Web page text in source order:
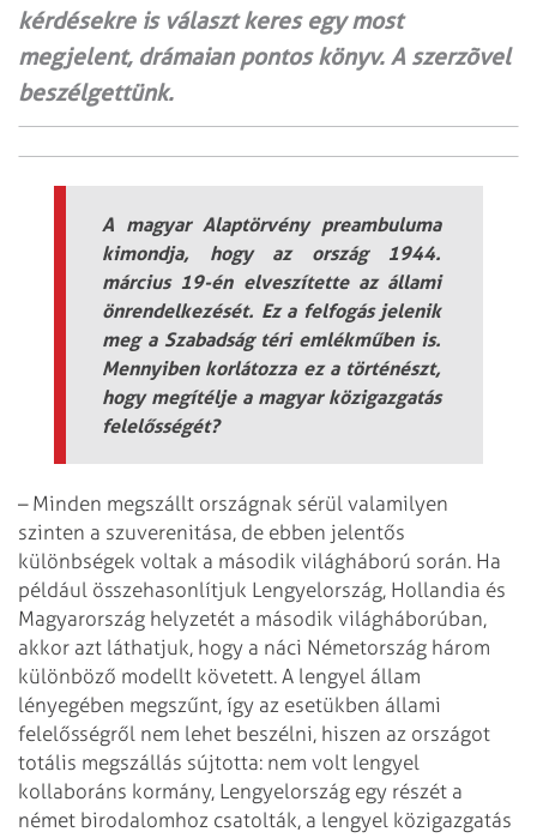
kérdésekre is választ keres egy most
megjelent, drámaian pontos könyv. A szerzõvel
beszélgettünk.
A magyar Alaptörvény preambuluma
kimondja, hogy az ország 1944.
március 19-én elveszítette az állami
önrendelkezését. Ez a felfogás jelenik
meg a Szabadság téri emlékműben is.
Mennyiben korlátozza ez a történészt,
hogy megítélje a magyar közigazgatás
felelősségét?
– Minden megszállt országnak sérül valamilyen
szinten a szuverenitása, de ebben jelentős
különbségek voltak a második világháború során. Ha
például összehasonlítjuk Lengyelország, Hollandia és
Magyarország helyzetét a második világháborúban,
akkor azt láthatjuk, hogy a náci Németország három
különböző modellt követett. A lengyel állam
lényegében megszűnt, így az esetükben állami
felelősségről nem lehet beszélni, hiszen az országot
totális megszállás sújtotta: nem volt lengyel
kollaboráns kormány, Lengyelország egy részét a
német birodalomhoz csatol­ták, a lengyel közigazgatás